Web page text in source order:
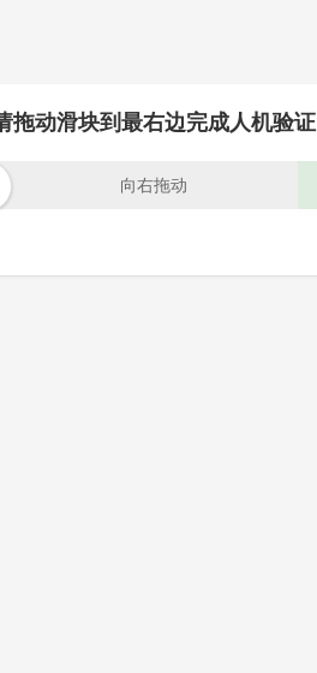
拖动滑块到最右边完成人机验证
向右拖动